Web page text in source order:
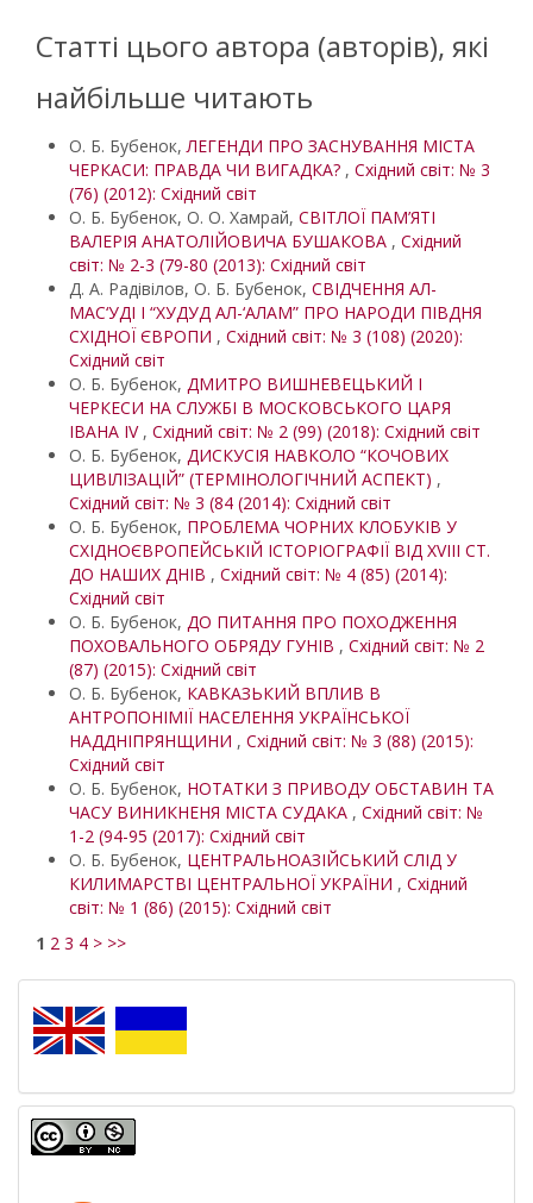
Статті цього автора (авторів), які
найбільше читають
О. Б. Бубенок,ЛЕГЕНДИ ПРО ЗАСНУВАННЯ МІСТА
ЧЕРКАСИ: ПРАВДА ЧИ ВИГАДКА? , Східний світ: № 3
(76) (2012): Східний світ
О. Б. Бубенок, О. О. Хамрай, СВІТЛОЇ ПАМ’ЯТІ
ВАЛЕРІЯ АНАТОЛІЙОВИЧА БУШАКОВА , Східний
світ: № 2-3 (79-80 (2013): Східний світ
Д. А. Радівілов, О. Б. Бубенок, СВІДЧЕННЯ АЛ-
МАС‘УДІ І “ХУДУД АЛ-‘АЛАМ” ПРО НАРОДИ ПІВДНЯ
СХІДНОЇ ЄВРОПИ , Східний світ: № 3 (108) (2020):
Східний світ
О. Б. Бубенок, ДМИТРО ВИШНЕВЕЦЬКИЙ І
ЧЕРКЕСИ НА СЛУЖБІ В МОСКОВСЬКОГО ЦАРЯ
ІВАНА IV , Східний світ: № 2 (99) (2018): Східний світ
О. Б. Бубенок, ДИСКУСІЯ НАВКОЛО “КОЧОВИХ
ЦИВІЛІЗАЦІЙ” (ТЕРМІНОЛОГІЧНИЙ АСПЕКТ) ,
Східний світ: № 3 (84 (2014): Східний світ
О. Б. Бубенок, ПРОБЛЕМА ЧОРНИХ КЛОБУКІВ У
СХІДНОЄВРОПЕЙСЬКІЙ ІСТОРІОГРАФІЇ ВІД XVIII СТ.
ДО НАШИХ ДНІВ , Східний світ: № 4 (85) (2014):
Східний світ
О. Б. Бубенок, ДО ПИТАННЯ ПРО ПОХОДЖЕННЯ
ПОХОВАЛЬНОГО ОБРЯДУ ГУНІВ , Східний світ: № 2
(87) (2015): Східний світ
О. Б. Бубенок, КАВКАЗЬКИЙ ВПЛИВ В
АНТРОПОНІМІЇ НАСЕЛЕННЯ УКРАЇНСЬКОЇ
НАДДНІПРЯНЩИНИ , Східний світ: № 3 (88) (2015):
Східний світ
О. Б. Бубенок, НОТАТКИ З ПРИВОДУ ОБСТАВИН ТА
ЧАСУ ВИНИКНЕНЯ МІСТА СУДАКА , Східний світ: №
1-2 (94-95 (2017): Східний світ
О. Б. Бубенок, ЦЕНТРАЛЬНОАЗІЙСЬКИЙ СЛІД У
КИЛИМАРСТВІ ЦЕНТРАЛЬНОЇ УКРАЇНИ , Східний
світ: № 1 (86) (2015): Східний світ
1 2 3 4 > >>